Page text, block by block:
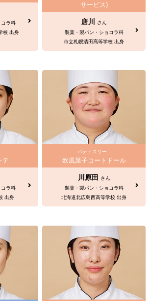
コラ科
校 出身
サービス)
唐川
さん
製菓・製パン・ショコラ科
市立札幌清田高等学校 出身
テ
コラ科
出身
パティスリー
欧風菓子コートドール
川原田
さん
製菓・製パン・ショコラ科
北海道北広島西高等学校 出身